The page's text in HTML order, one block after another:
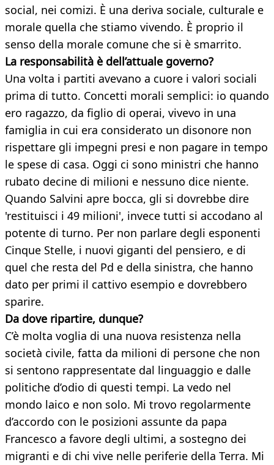
social, nei comizi. È una deriva sociale, culturale e
morale quella che stiamo vivendo. È proprio il
senso della morale comune che si è smarrito.
La responsabilità è dell’attuale governo?
Una volta i partiti avevano a cuore i valori sociali
prima di tutto. Concetti morali semplici: io quando
ero ragazzo, da figlio di operai, vivevo in una
famiglia in cui era considerato un disonore non
rispettare gli impegni presi e non pagare in tempo
le spese di casa. Oggi ci sono ministri che hanno
rubato decine di milioni e nessuno dice niente.
Quando Salvini apre bocca, gli si dovrebbe dire
'restituisci i 49 milioni', invece tutti si accodano al
potente di turno. Per non parlare degli esponenti
Cinque Stelle, i nuovi giganti del pensiero, e di
quel che resta del Pd e della sinistra, che hanno
dato per primi il cattivo esempio e dovrebbero
sparire.
Da dove ripartire, dunque?
C’è molta voglia di una nuova resistenza nella
società civile, fatta da milioni di persone che non
si sentono rappresentate dal linguaggio e dalle
politiche d’odio di questi tempi. La vedo nel
mondo laico e non solo. Mi trovo regolarmente
d’accordo con le posizioni assunte da papa
Francesco a favore degli ultimi, a sostegno dei
migranti e di chi vive nelle periferie della Terra. Mi